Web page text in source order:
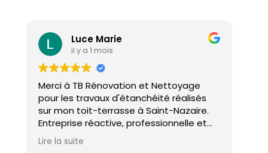
Luce Marie
il y a 1 mois
Merci à TB Rénovation et Nettoyage
pour les travaux d'étanchéité réalisés
sur mon toit-terrasse à Saint-Nazaire.
Entreprise réactive, professionnelle et
agréable. Le travail a été réalisé avec
soin et dans les délais. Je recommande
Lire la suite